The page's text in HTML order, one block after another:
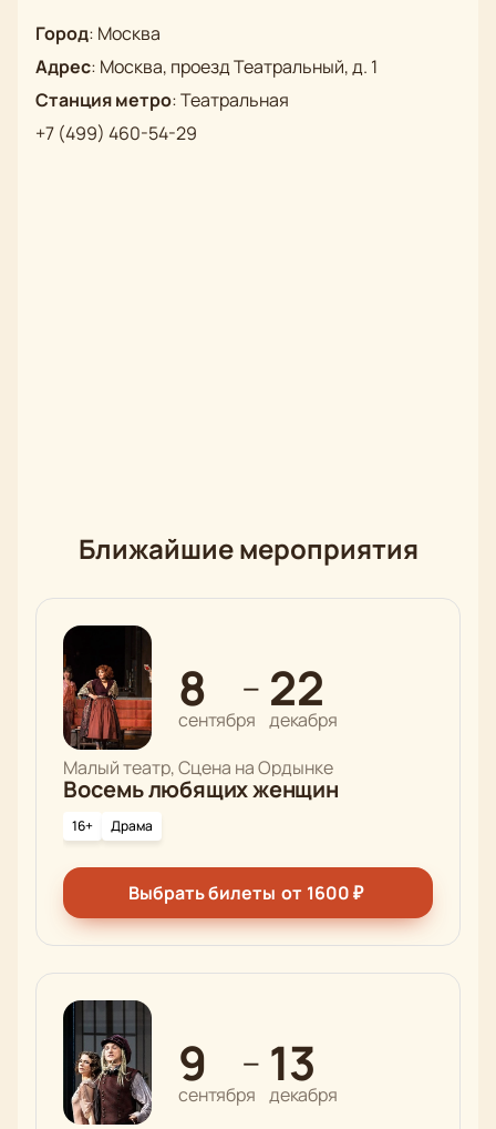
оптимальные места и предоставит консультацию
по телефону.
Город: Москва
Адрес: Москва, проезд Театральный, д. 1
Станция метро:Театральная
+7 (499) 460-54-29
Ближайшие мероприятия
8
сентября
— 22
декабря
Малый театр, Сцена на Ордынке
Восемь любящих женщин
16+ Драма
Выбрать билеты от 1600₽
9
сентября
— 13
декабря